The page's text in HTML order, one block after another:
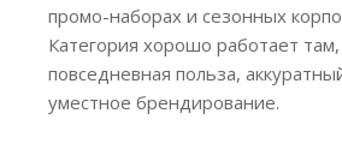
промо-наборах и сезонных
Категория хорошо работает
повседневная польза,
уместное брендирование.